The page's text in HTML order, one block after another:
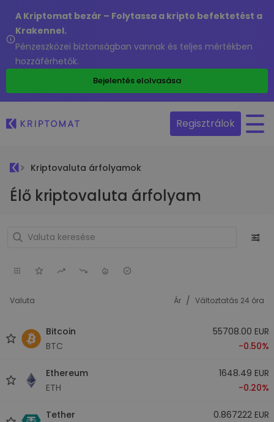
A Kriptomat bezár – Folytassa a kripto befektetést a
Krakennel.
Pénzeszközei biztonságban vannak és teljes mértékben
hozzáférhetők.
Bejelentés elolvasása
Regisztrálok
Kriptovaluta árfolyamok
Élő kriptovaluta árfolyam
Valuta Ár / Változtatás 24 óra
Bitcoin
BTC
55708.00 EUR
-0.50%
Ethereum
ETH
1648.49 EUR
-0.20%
Tether
0.867222 EUR